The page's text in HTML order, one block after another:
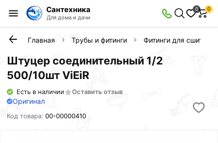
Сантехника
Для дома и дачи
0 0
Главная Трубы и фитинги Фитинги для сшитого
Штуцер соединительный 1/2
500/10шт ViEiR
Есть в наличии Оставить отзыв
Оригинал
Код товара:00-00000410